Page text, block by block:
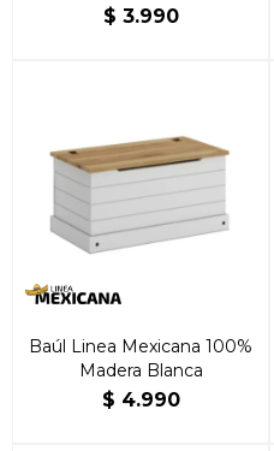
Natural
$ 3.990
Baúl Linea Mexicana 100%
Madera Blanca
$ 4.990